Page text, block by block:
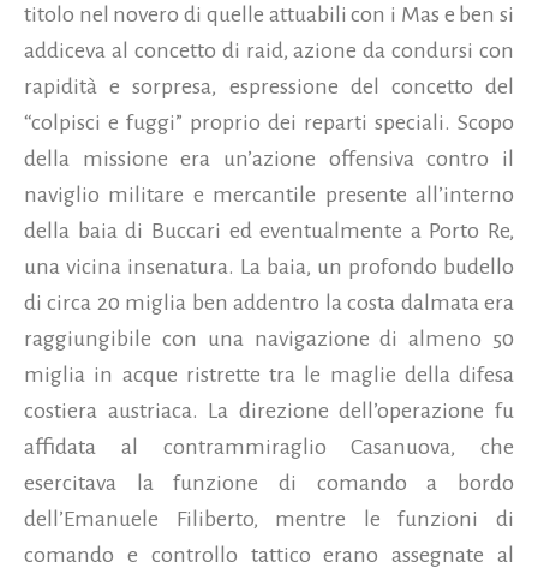
titolo nel novero di quelle attuabili con i Mas e ben si
addiceva al concetto di raid, azione da condursi con
rapidità e sorpresa, espressione del concetto del
“colpisci e fuggi” proprio dei reparti speciali. Scopo
della missione era un’azione offensiva contro il
naviglio militare e mercantile presente all’interno
della baia di Buccari ed eventualmente a Porto Re,
una vicina insenatura. La baia, un profondo budello
di circa 20 miglia ben addentro la costa dalmata era
raggiungibile con una navigazione di almeno 50
miglia in acque ristrette tra le maglie della difesa
costiera austriaca. La direzione dell’operazione fu
affidata al contrammiraglio Casanuova, che
esercitava la funzione di comando a bordo
dell’Emanuele Filiberto, mentre le funzioni di
comando e controllo tattico erano assegnate al